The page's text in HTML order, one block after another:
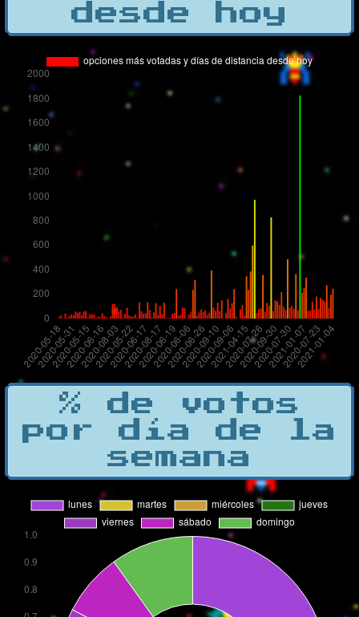
desde hoy
% de votos
por día de la
semana